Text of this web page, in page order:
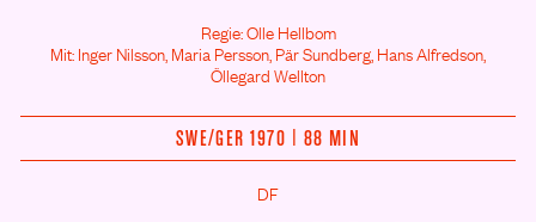
Regie: Olle Hellbom
Mit: Inger Nilsson, Maria Persson, Pär Sundberg, Hans Alfredson,
Öllegard Wellton
SWE/GER 1970 | 88 MIN
DF